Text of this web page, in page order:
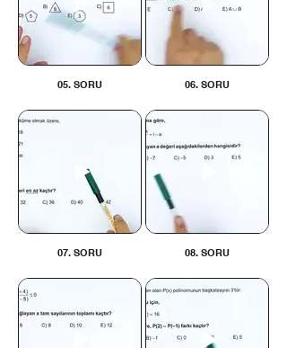
05. SORU 06. SORU
07. SORU 08. SORU